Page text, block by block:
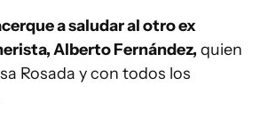
a saludar al otro ex
Alberto Fernández, quien
Rosada y con todos los